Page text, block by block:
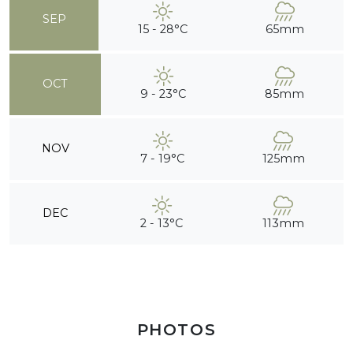
SEP
15 - 28°C 65mm
OCT
9 - 23°C 85mm
NOV
7 - 19°C 125mm
DEC
2 - 13°C 113mm
PHOTOS